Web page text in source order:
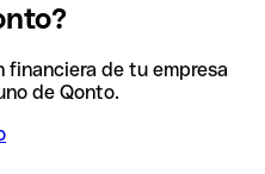
de tu empresa
de Qonto.